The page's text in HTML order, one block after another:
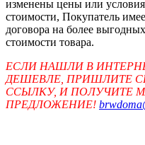
изменены цены или
стоимости, Покупатель
договора на более
стоимости товара.
ЕСЛИ НАШЛИ В
ДЕШЕВЛЕ, ПРИШЛИТЕ
ССЫЛКУ, И ПОЛУЧИТЕ
ПРЕДЛОЖЕНИЕ!